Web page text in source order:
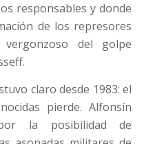
responsables y donde
de los represores
del golpe
claro desde 1983: el
pierde. Alfonsín
la posibilidad de